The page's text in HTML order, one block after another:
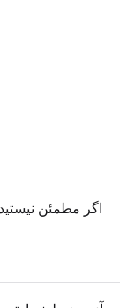
اگر مطمئن